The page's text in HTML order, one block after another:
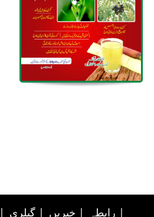
| گیلری | خبریں | رابطہ |